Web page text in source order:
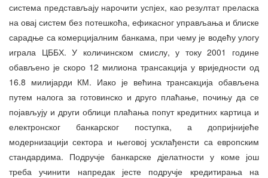
система представљају нарочити успјех, као резултат преласка
на овај систем без потешкоћа, ефикасног управљања и блиске
сарадње са комерцијалним банкама, при чему је водећу улогу
играла ЦББХ. У количинском смислу, у току 2001 године
обављено је скоро 12 милиона трансакција у вриједности од
16.8 милијарди КМ. Иако је већина трансакција обављена
путем налога за готовинско и друго плаћање, почињу да се
појављују и други облици плаћања попут кредитних картица и
електронског банкарског поступка, а допријнијеће
модернизацији сектора и његовој усклађенсти са европским
стандардима. Подручје банкарске дјелатности у коме још
треба учинити напредак јесте подручје кредитирања на